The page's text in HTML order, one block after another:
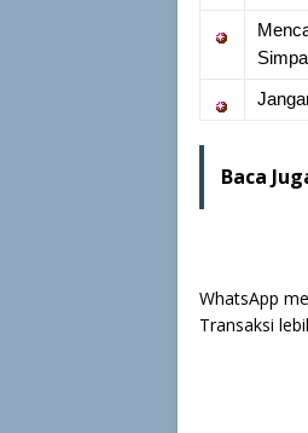
Baca
WhatsApp
Transaksi